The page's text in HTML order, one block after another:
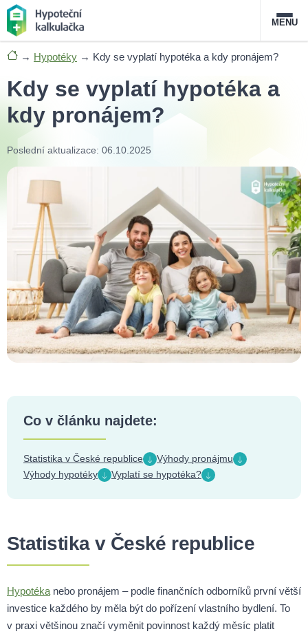
Nabídka hypoték
Magazín
Průvodce hypotékami
O službě
MENU
→ Hypotéky → Kdy se vyplatí hypotéka a kdy pronájem?
Kdy se vyplatí hypotéka a
kdy pronájem?
Poslední aktualizace: 06.10.2025
Co v článku najdete:
Statistika v České republice
Výhody pronájmu
Výhody hypotéky
Vyplatí se hypotéka?
Statistika v České republice
Hypotékanebo pronájem – podle finančních odborníků první větší
investice každého by měla být do pořízení vlastního bydlení. To
v praxi většinou značí vyměnit povinnost každý měsíc platit